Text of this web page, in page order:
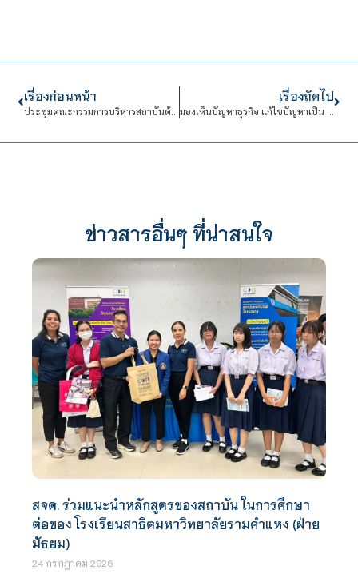
เรื่องก่อนหน้า
ประชุมคณะกรรมการบริหารสถาบันด้านการบริหารงานนบุคคล (กบค.)
เรื่องถัดไป
มองเห็นปัญหาธุรกิจ แก้ไขปัญหาเป็น ต้องนักศึกษาคณะบริหารธุรกิจ
ข่าวสารอื่นๆ ที่น่าสนใจ
สจด. ร่วมแนะนำหลักสูตรของสถาบัน ในการศึกษา
ต่อของ โรงเรียนสาธิตมหาวิทยาลัยรามคำแหง (ฝ่าย
มัธยม)
24 กรกฎาคม 2026